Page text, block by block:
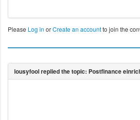
Please Log in orCreate an accountto join the